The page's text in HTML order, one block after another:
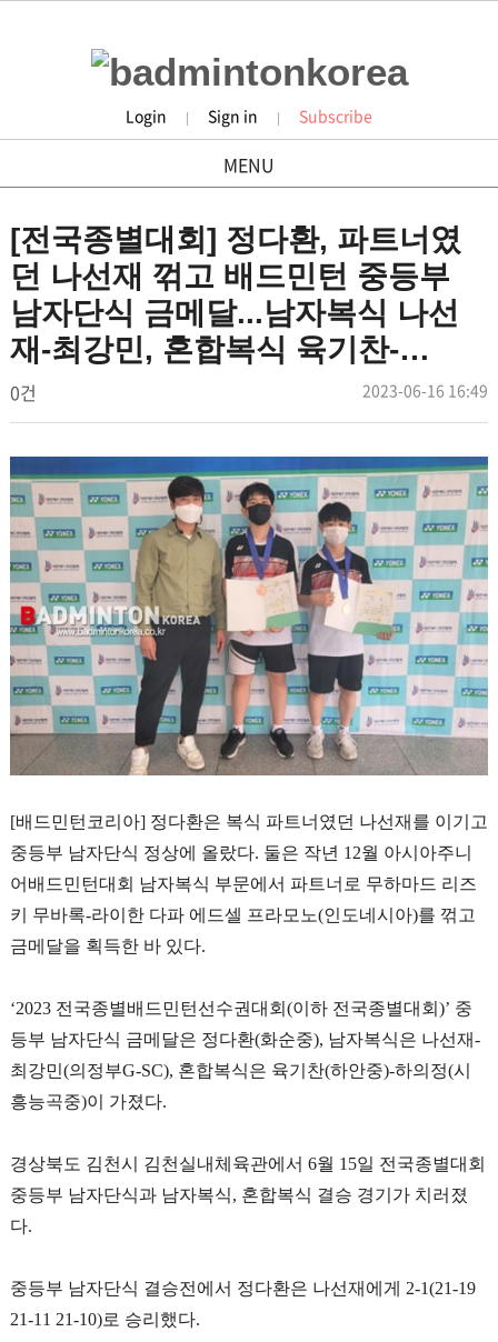
Login | Sign in | Subscribe
MENU
news
[전국종별대회] 정다환, 파트너였
던 나선재 꺾고 배드민턴 중등부
남자단식 금메달...남자복식 나선
재-최강민, 혼합복식 육기찬-…
작
성
배
드
민
턴
코
리
아
댓
글
0건
작
2023-06-16 16:49
본
문
[배드민턴코리아] 정다환은 복식 파트너였던 나선재를 이기고
중등부 남자단식 정상에 올랐다. 둘은 작년 12월 아시아주니
어배드민턴대회 남자복식 부문에서 파트너로 무하마드 리즈
키 무바록-라이한 다파 에드셀 프라모노(인도네시아)를 꺾고
금메달을 획득한 바 있다.
‘2023 전국종별배드민턴선수권대회 (이하 전국종별대회 )’ 중
등부 남자단식 금메달은 정다환(화순중), 남자복식은 나선재-
최강민(의정부G-SC), 혼합복식은 육기찬(하안중)-하의정(시
흥능곡중)이 가졌다.
경상북도 김천시 김천실내체육관에서 6월 15일 전국종별대회
중등부 남자단식과 남자복식, 혼합복식 결승 경기가 치러졌
다.
중등부 남자단식 결승전에서 정다환은 나선재에게 2-1(21-19
21-11 21-10)로 승리했다.